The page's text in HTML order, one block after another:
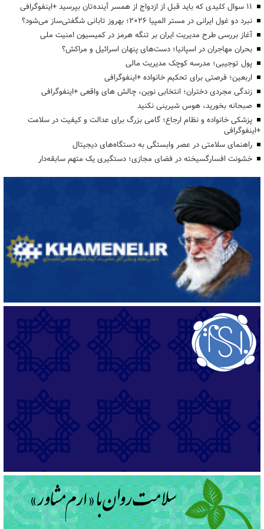
۱۱ سوال کلیدی که باید قبل از ازدواج از همسر آینده‌تان بپرسید +اینفوگرافی
نبرد دو غول ایرانی در مستر المپیا ۲۰۲۶؛ بهروز تابانی شگفتی‌ساز می‌شود؟
آغاز بررسی طرح مدیریت ایران بر تنگه هرمز در کمیسیون امنیت ملی
بحران مهاجران در اسپانیا؛ دست‌های پنهان اسرائیل و مراکش؟
پول توجیبی؛ مدرسه کوچک مدیریت مالی
اربعین؛ فرصتی برای تحکیم خانواده +اینفوگرافی
زندگی مجردی دختران؛ انتخابی نوین، چالش های واقعی +اینفوگرافی
صبحانه بخورید، هوس شیرینی نکنید
پزشکی خانواده و نظام ارجاع؛ گامی بزرگ برای عدالت و کیفیت در سلامت
+اینفوگرافی
راهنمای سلامتی در عصر وابستگی به دستگاه‌های دیجیتال
خشونت افسارگسیخته در فضای مجازی؛ دستگیری یک متهم سابقه‌دار